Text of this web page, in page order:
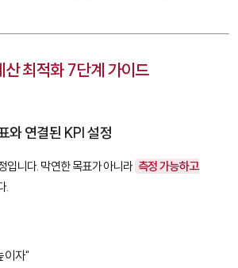
최적화 7단계 가이드
와 연결된 KPI 설정
입니다. 막연한 목표가 아니라 측정 가능하고
.
이자"